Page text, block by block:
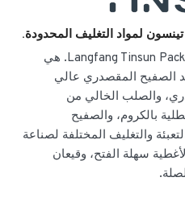
لمواد التغليف المحدودة.
شركة Langfang Tinsun Packaging Materials Co. Ltd. هي
الصفيح المقصدري عالي
والصلب الخالي من
بالكروم، والصفيح
والتغليف المختلفة لصناعة
سهلة الفتح، وقيعان